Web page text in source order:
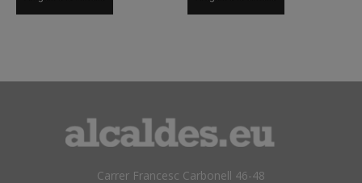
Carrer Francesc Carbonell 46-48